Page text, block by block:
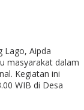
Lago, Aipda
masyarakat dalam
Kegiatan ini
WIB di Desa